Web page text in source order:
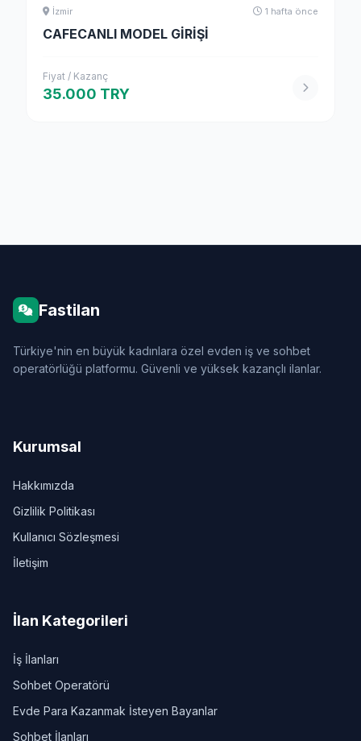
İzmir 1 hafta önce
CAFECANLI MODEL GİRİŞİ
Fiyat / Kazanç
35.000 TRY
Fastilan
Türkiye'nin en büyük kadınlara özel evden iş ve sohbet
operatörlüğü platformu. Güvenli ve yüksek kazançlı ilanlar.
Kurumsal
Hakkımızda
Gizlilik Politikası
Kullanıcı Sözleşmesi
İletişim
İlan Kategorileri
İş İlanları
Sohbet Operatörü
Evde Para Kazanmak İsteyen Bayanlar
Sohbet İlanları